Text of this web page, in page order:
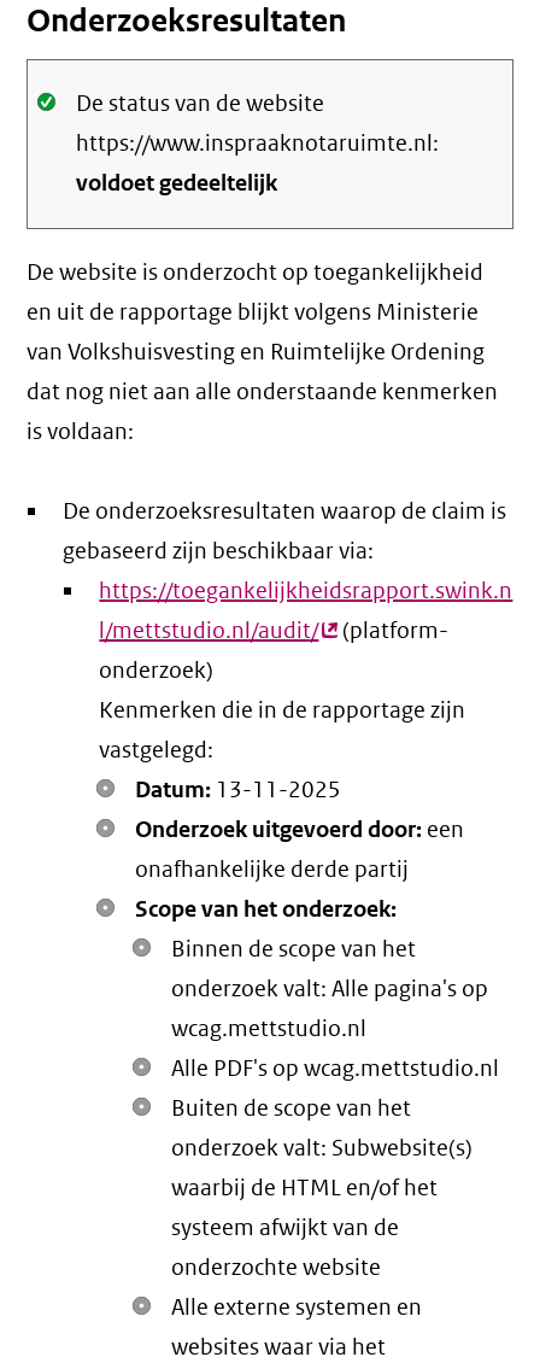
Onderzoeksresultaten
Oké.
De status van de website
https://www.inspraaknotaruimte.nl:
voldoet gedeeltelijk
De website is onderzocht op toegankelijkheid
en uit de rapportage blijkt volgens Ministerie
van Volkshuisvesting en Ruimtelijke Ordening
dat nog niet aan alle onderstaande kenmerken
is voldaan:
De onderzoeksresultaten waarop de claim is
gebaseerd zijn beschikbaar via:
https://toegankelijkheidsrapport.swink.n
l/mettstudio.nl/audit/(externe
(platform-
onderzoek)
Kenmerken die in de rapportage zijn
vastgelegd:
Datum: 13-11-2025
Onderzoek uitgevoerd door: een
onafhankelijke derde partij
Scope van het onderzoek:
Binnen de scope van het
onderzoek valt: Alle pagina's op
wcag.mettstudio.nl
Alle PDF's op wcag.mettstudio.nl
Buiten de scope van het
onderzoek valt: Subwebsite(s)
waarbij de HTML en/of het
systeem afwijkt van de
onderzochte website
Alle externe systemen en
websites waar via het